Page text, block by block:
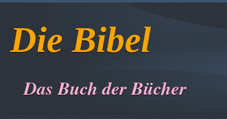
Die Bibel
Das Buch der Bücher